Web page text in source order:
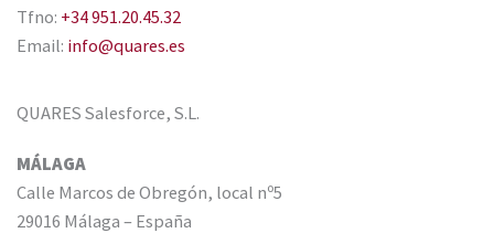
Tfno: +34 951.20.45.32
Email: info@quares.es
QUARES Salesforce, S.L.
MÁLAGA
Calle Marcos de Obregón, local nº5
29016 Málaga – España